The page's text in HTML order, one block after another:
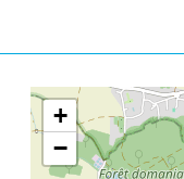
+
−